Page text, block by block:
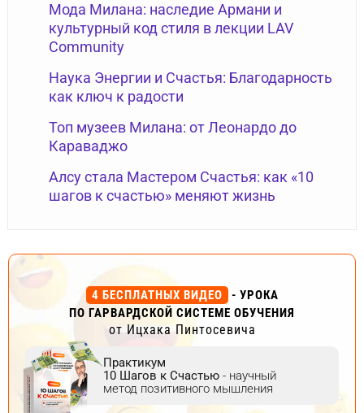
Мода Милана: наследие Армани и
культурный код стиля в лекции LAV
Community
Наука Энергии и Счастья: Благодарность
как ключ к радости
Топ музеев Милана: от Леонардо до
Караваджо
Алсу стала Мастером Счастья: как «10
шагов к счастью» меняют жизнь
4 БЕСПЛАТНЫХ ВИДЕО
- УРОКА
ПО ГАРВАРДСКОЙ СИСТЕМЕ ОБУЧЕНИЯ
от Ицхака Пинтосевича
Практикум
10 Шагов к Счастью - научный
метод позитивного мышления